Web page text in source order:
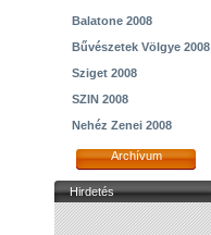
Balatone 2008
Bűvészetek Völgye 2008
Sziget 2008
SZIN 2008
Nehéz Zenei 2008
Archívum
Hirdetés